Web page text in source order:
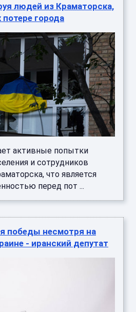
людей из Краматорска,
потере города
активные попытки
и сотрудников
что является
перед пот ...
победы несмотря на
- иранский депутат